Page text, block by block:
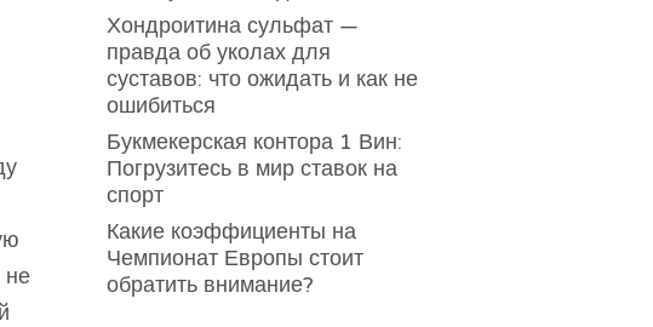
не
Хондроитина сульфат —
правда об уколах для
суставов: что ожидать и как не
ошибиться
Букмекерская контора 1 Вин:
Погрузитесь в мир ставок на
спорт
Какие коэффициенты на
Чемпионат Европы стоит
обратить внимание?